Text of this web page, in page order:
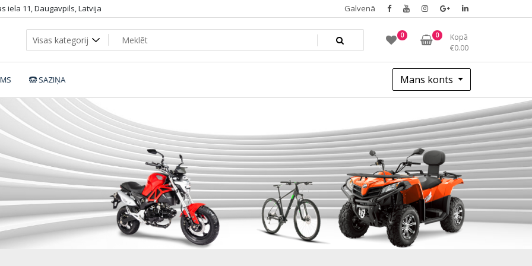
iela 11, Daugavpils, Latvija Galvenā
0 0
Kopā
€0.00
SAZIŅA Mans konts
dingo_d285_blue